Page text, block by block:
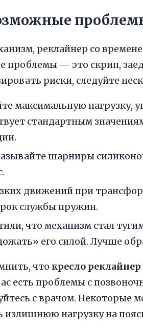
реклайнер со
проблемы — это скрип,
риски, следуйте
максимальную нагрузку,
стандартным
шарниры
движений при
службы пружин.
что механизм стал
его силой. Лучше
что кресло реклайнер
есть проблемы с
с врачом. Некоторые
излишнюю нагрузку на